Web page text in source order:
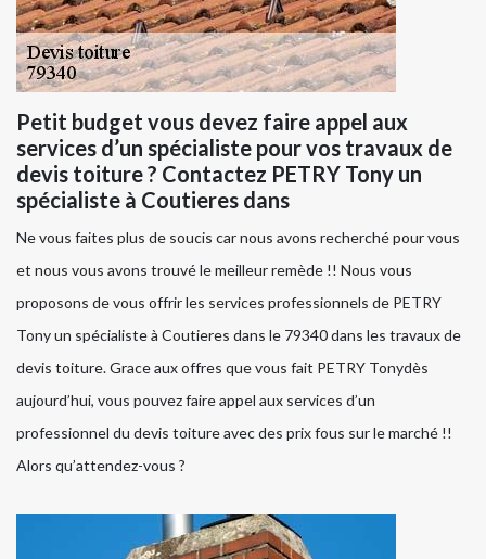
Petit budget vous devez faire appel aux
services d’un spécialiste pour vos travaux de
devis toiture ? Contactez PETRY Tony un
spécialiste à Coutieres dans
Ne vous faites plus de soucis car nous avons recherché pour vous
et nous vous avons trouvé le meilleur remède !! Nous vous
proposons de vous offrir les services professionnels de PETRY
Tony un spécialiste à Coutieres dans le 79340 dans les travaux de
devis toiture. Grace aux offres que vous fait PETRY Tonydès
aujourd’hui, vous pouvez faire appel aux services d’un
professionnel du devis toiture avec des prix fous sur le marché !!
Alors qu’attendez-vous ?